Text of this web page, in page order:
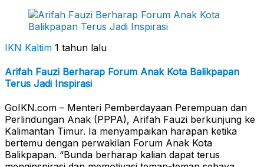
IKN Kaltim 1 tahun lalu
Arifah Fauzi Berharap Forum Anak Kota Balikpapan
Terus Jadi Inspirasi
GoIKN.com – Menteri Pemberdayaan Perempuan dan
Perlindungan Anak (PPPA), Arifah Fauzi berkunjung ke
Kalimantan Timur. Ia menyampaikan harapan ketika
bertemu dengan perwakilan Forum Anak Kota
Balikpapan. “Bunda berharap kalian dapat terus